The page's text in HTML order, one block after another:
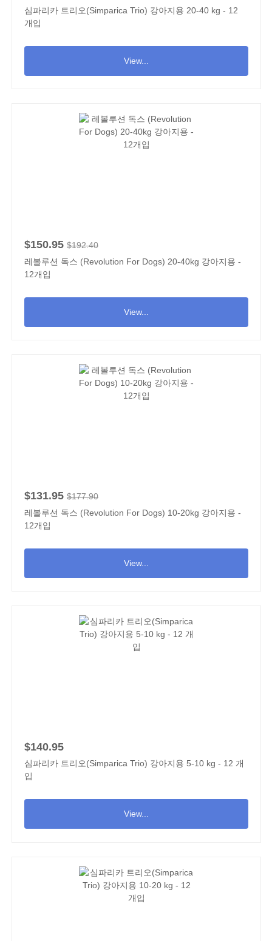
심파리카 트리오(Simparica Trio) 강아지용 20-40 kg - 12
개입
View...
$150.95 $192.40
레볼루션 독스 (Revolution For Dogs) 20-40kg 강아지용 -
12개입
View...
$131.95 $177.90
레볼루션 독스 (Revolution For Dogs) 10-20kg 강아지용 -
12개입
View...
$140.95
심파리카 트리오(Simparica Trio) 강아지용 5-10 kg - 12 개
입
View...